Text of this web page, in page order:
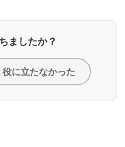
ましたか？
役に立たなかった